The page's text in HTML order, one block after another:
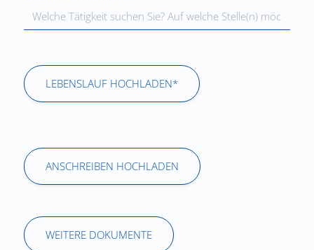
LEBENSLAUF HOCHLADEN*
ANSCHREIBEN HOCHLADEN
WEITERE DOKUMENTE